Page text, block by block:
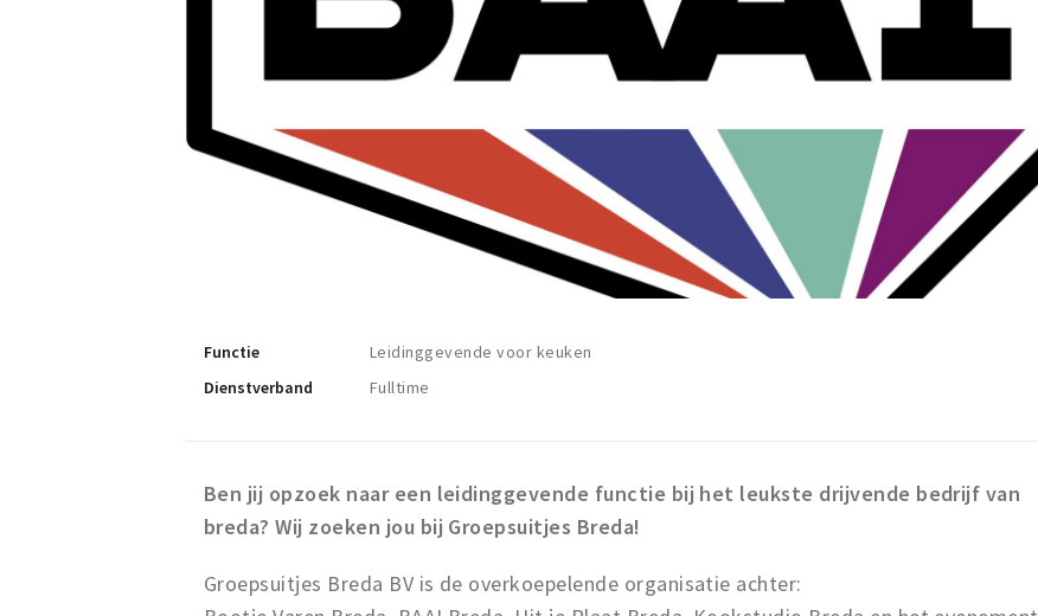
Functie
Leidinggevende voor keuken
Dienstverband
Fulltime
Ben jij opzoek naar een leidinggevende functie bij het leukste drijvende bedrijf van
breda? Wij zoeken jou bij Groepsuitjes Breda!
Groepsuitjes Breda BV is de overkoepelende organisatie achter: